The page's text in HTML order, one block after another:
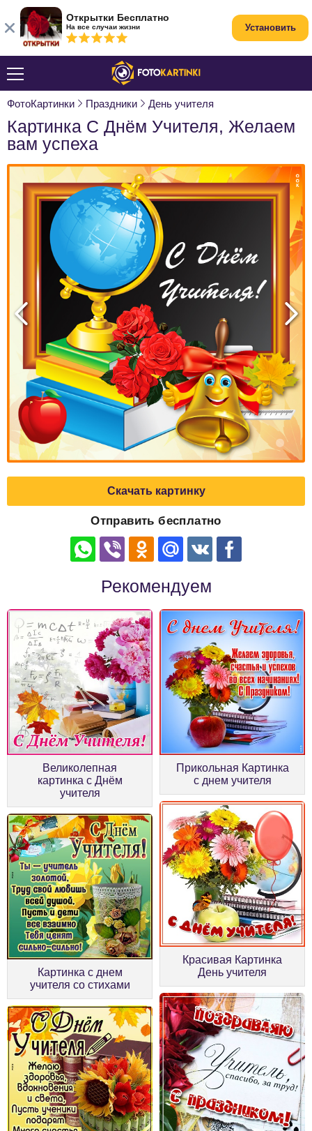
ФотоКартинки Праздники День учителя
Картинка С Днём Учителя, Желаем
вам успеха
Скачать картинку
Отправить бесплатно
Рекомендуем
Великолепная
картинка с Днём
учителя
Прикольная Картинка
с днем учителя
Картинка с днем
учителя со стихами
Красивая Картинка
День учителя
Открытки Бесплатно
На все случаи жизни Установить